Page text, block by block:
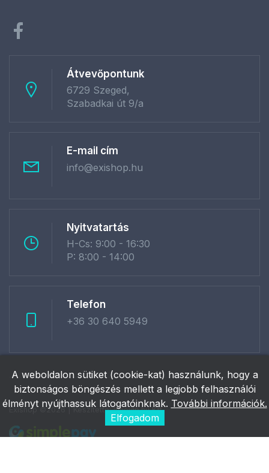
Átvevőpontunk
6729 Szeged,
Szabadkai út 9/a
E-mail cím
info@exishop.hu
Nyitvatartás
H-Cs: 9:00 - 16:30
P: 8:00 - 14:00
Telefon
+36 30 640 5949
Exishop ©2026 | Készítette:Innovip.hu Kft.
A weboldalon sütiket (cookie-kat) használunk, hogy a
biztonságos böngészés mellett a legjobb felhasználói
élményt nyújthassuk látogatóinknak. További információk.
Elfogadom